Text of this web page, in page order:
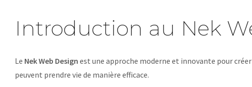
Introduction au Nek
Le Nek Web Design est une approche moderne et innovante pour
peuvent prendre vie de manière efficace.